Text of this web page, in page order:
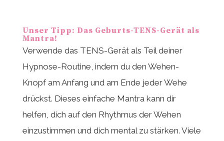
Unser Tipp: Das Geburts-TENS-Gerät als
Mantra!
Verwende das TENS-Gerät als Teil deiner
Hypnose-Routine, indem du den Wehen-
Knopf am Anfang und am Ende jeder Wehe
drückst. Dieses einfache Mantra kann dir
helfen, dich auf den Rhythmus der Wehen
einzustimmen und dich mental zu stärken. Viele